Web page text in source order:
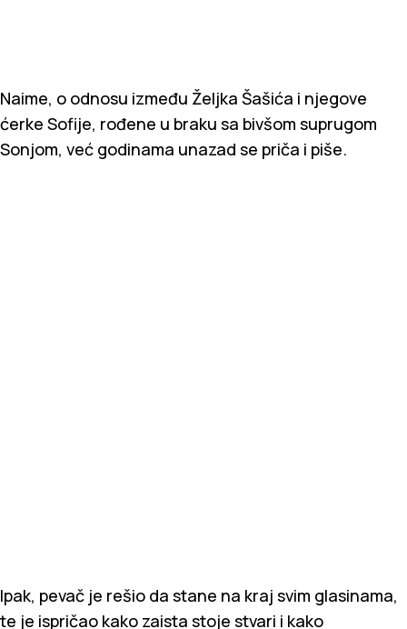
Naime, o odnosu između Željka Šašića i njegove
ćerke Sofije, rođene u braku sa bivšom suprugom
Sonjom, već godinama unazad se priča i piše.
Ipak, pevač je rešio da stane na kraj svim glasinama,
te je ispričao kako zaista stoje stvari i kako